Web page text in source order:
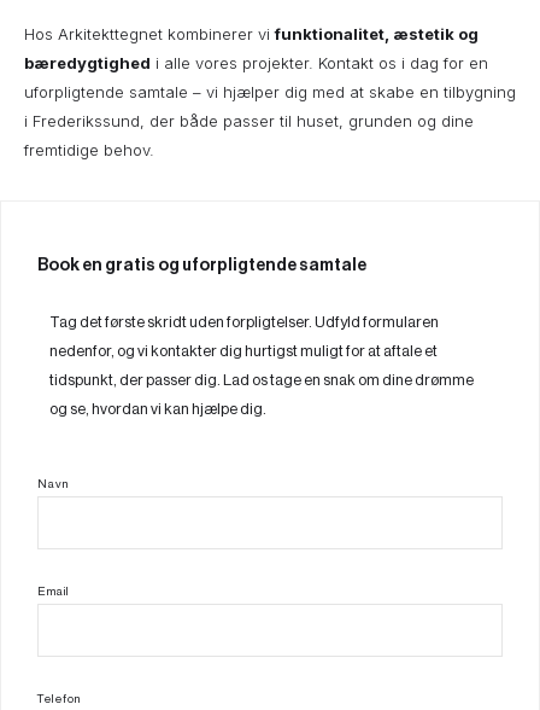
Hos Arkitekttegnet kombinerer vifunktionalitet, æstetik og
bæredygtighed i alle vores projekter. Kontakt os i dag for en
uforpligtende samtale – vi hjælper dig med at skabe en tilbygning
i Frederikssund, der både passer til huset, grunden og dine
fremtidige behov.
Book en gratis og uforpligtende samtale
Tag det første skridt uden forpligtelser. Udfyld formularen
nedenfor, og vi kontakter dig hurtigst muligt for at aftale et
tidspunkt, der passer dig. Lad os tage en snak om dine drømme
og se, hvordan vi kan hjælpe dig.
Navn
Email
Telefon